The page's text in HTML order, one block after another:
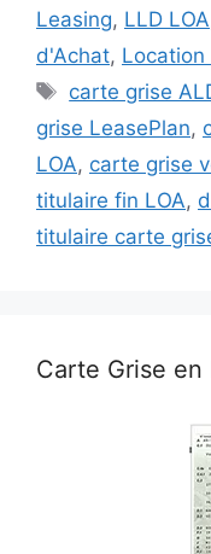
Leasing, LLD LOA
d'Achat, Location
Étiquettes
carte grise
grise LeasePlan,
LOA, carte grise
titulaire fin LOA,
titulaire carte
Carte Grise en